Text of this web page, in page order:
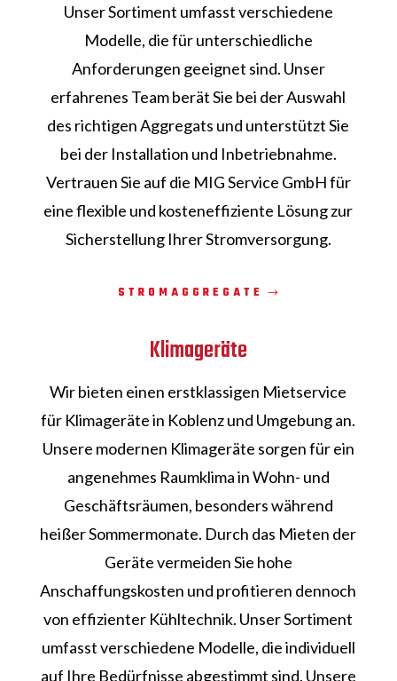
Unser Sortiment umfasst verschiedene
Modelle, die für unterschiedliche
Anforderungen geeignet sind. Unser
erfahrenes Team berät Sie bei der Auswahl
des richtigen Aggregats und unterstützt Sie
bei der Installation und Inbetriebnahme.
Vertrauen Sie auf die MIG Service GmbH für
eine flexible und kosteneffiziente Lösung zur
Sicherstellung Ihrer Stromversorgung.
STROMAGGREGATE
Klimageräte
Wir bieten einen erstklassigen Mietservice
für Klimageräte in Koblenz und Umgebung an.
Unsere modernen Klimageräte sorgen für ein
angenehmes Raumklima in Wohn- und
Geschäftsräumen, besonders während
heißer Sommermonate. Durch das Mieten der
Geräte vermeiden Sie hohe
Anschaffungskosten und profitieren dennoch
von effizienter Kühltechnik. Unser Sortiment
umfasst verschiedene Modelle, die individuell
auf Ihre Bedürfnisse abgestimmt sind. Unsere